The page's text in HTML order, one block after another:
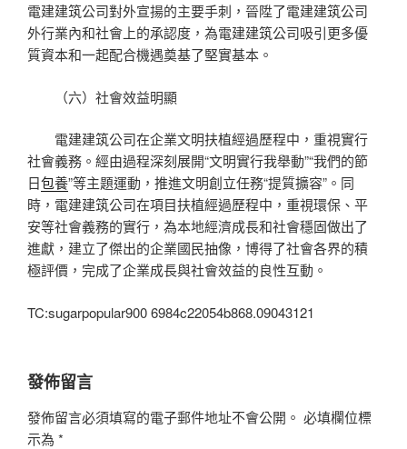
電建建筑公司對外宣揚的主要手刺，晉陞了電建建筑公司
外行業內和社會上的承認度，為電建建筑公司吸引更多優
質資本和一起配合機遇奠基了堅實基本。
（六）社會效益明顯
電建建筑公司在企業文明扶植經過歷程中，重視實行
社會義務。經由過程深刻展開“文明實行我舉動”“我們的節
日包養”等主題運動，推進文明創立任務“提質擴容”。同
時，電建建筑公司在項目扶植經過歷程中，重視環保、平
安等社會義務的實行，為本地經濟成長和社會穩固做出了
進獻，建立了傑出的企業國民抽像，博得了社會各界的積
極評價，完成了企業成長與社會效益的良性互動。
TC:sugarpopular900 6984c22054b868.09043121
發佈留言
發佈留言必須填寫的電子郵件地址不會公開。 必填欄位標
示為 *